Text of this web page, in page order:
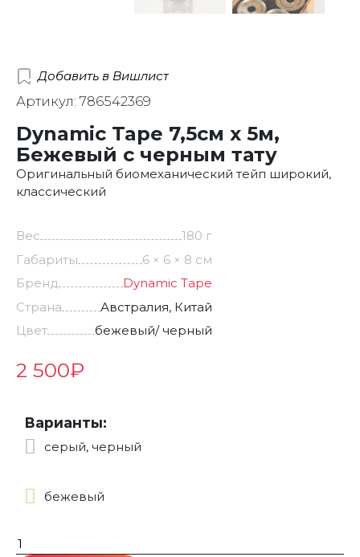
Добавить в Вишлист
Артикул: 786542369
Dynamic Tape 7,5см x 5м,
Бежевый с черным тату
Оригинальный биомеханический тейп широкий,
классический
Вес
180 г
Габариты
6 × 6 × 8 см
Бренд
Dynamic Tape
Страна
Австралия, Китай
Цвет
бежевый/ черный
2 500₽
Варианты:
серый, черный
бежевый